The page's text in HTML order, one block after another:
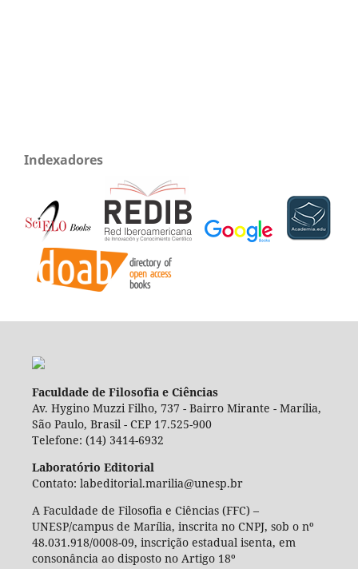
Indexadores
Faculdade de Filosofia e Ciências
Av. Hygino Muzzi Filho, 737 - Bairro Mirante - Marília,
São Paulo, Brasil - CEP 17.525-900
Telefone: (14) 3414-6932
Laboratório Editorial
Contato: labeditorial.marilia@unesp.br
A Faculdade de Filosofia e Ciências (FFC) –
UNESP/campus de Marília, inscrita no CNPJ, sob o nº
48.031.918/0008-09, inscrição estadual isenta, em
consonância ao disposto no Artigo 18º